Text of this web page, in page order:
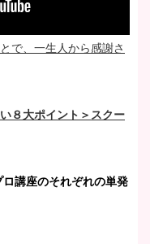
で、一生人から感謝さ
８大ポイント＞スクー
講座のそれぞれの単発